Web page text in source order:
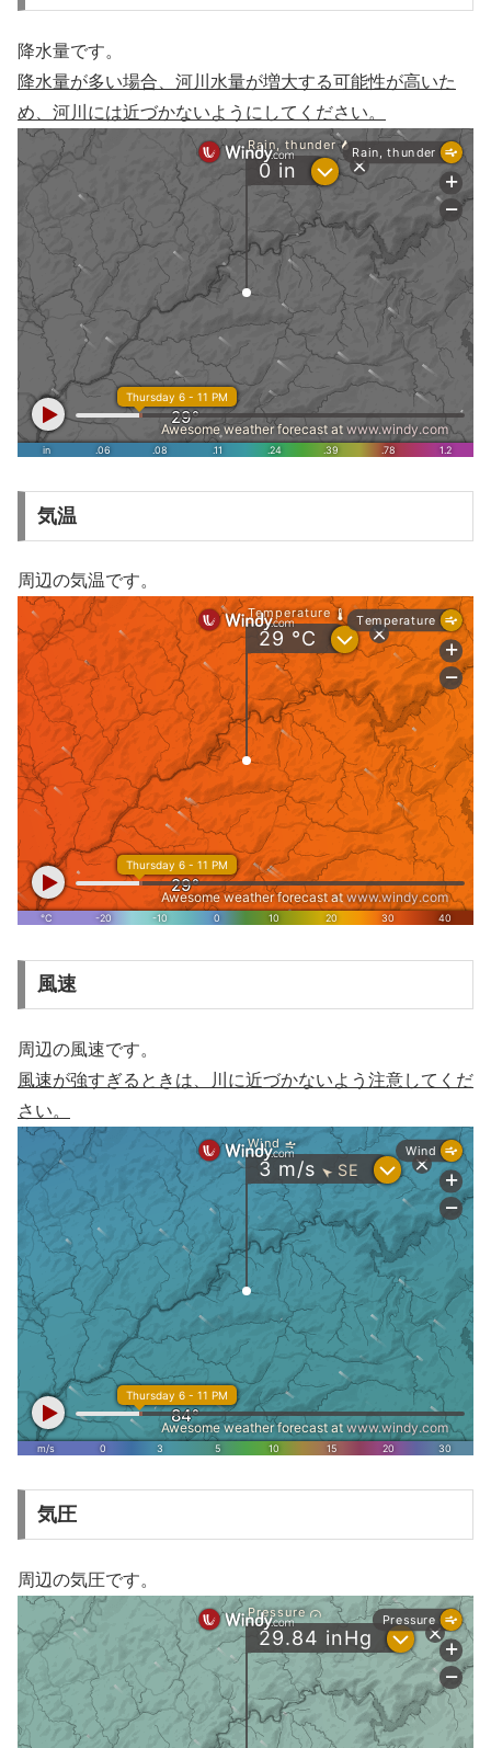
降水量です。
降水量が多い場合、河川水量が増大する可能性が高いた
め、河川には近づかないようにしてください。
気温
周辺の気温です。
風速
周辺の風速です。
風速が強すぎるときは、川に近づかないよう注意してくだ
さい。
気圧
周辺の気圧です。